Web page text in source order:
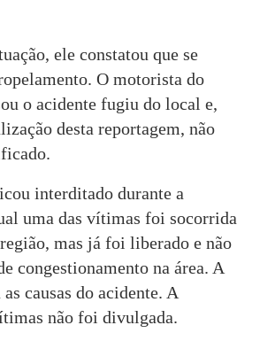
ele constatou que se
O motorista do
o acidente fugiu do local e,
desta reportagem, não
interditado durante a
uma das vítimas foi socorrida
mas já foi liberado e não
congestionamento na área. A
causas do acidente. A
não foi divulgada.